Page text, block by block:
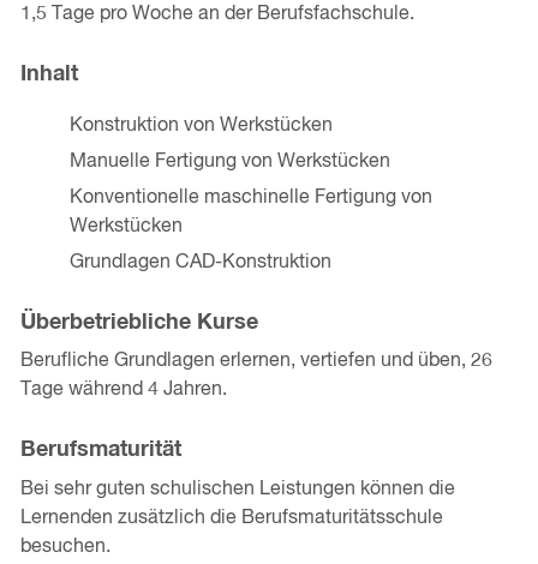
1,5 Tage pro Woche an der Berufsfachschule.
Inhalt
Konstruktion von Werkstücken
Manuelle Fertigung von Werkstücken
Konventionelle maschinelle Fertigung von
Werkstücken
Grundlagen CAD-Konstruktion
Überbetriebliche Kurse
Berufliche Grundlagen erlernen, vertiefen und üben, 26
Tage während 4 Jahren.
Berufsmaturität
Bei sehr guten schulischen Leistungen können die
Lernenden zusätzlich die Berufsmaturitätsschule
besuchen.